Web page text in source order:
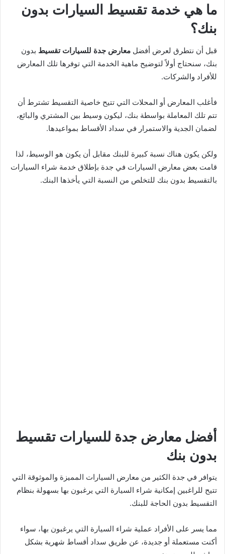
ما هي خدمة تقسيط السيارات بدون
بنك؟
قبل أن نتطرق لعرض أفضل معارض جدة للسيارات تقسيط بدون
بنك، سنحتاج أولاً لتوضيح ماهية الخدمة التي توفرها تلك المعارض
للأفراد والشركات.
فأغلب المعارض أو المحلات التي تتيح خاصية التقسيط تشترط أن
تتم تلك المعاملة بواسطة بنك، ليكون وسيط بين المشتري والبائع،
لضمان الجدية والاستمرار في سداد الأقساط بمواعيدها.
ولكن يكون هناك نسبة كبيرة للبنك مقابل أن يكون هو الوسيط، لذا
قامت بعض معارض السيارات في جدة بإطلاق خدمة شراء السيارات
بالتقسيط بدون بنك للتخلص من النسبة التي يأخذها البنك.
أفضل معارض جدة للسيارات تقسيط
بدون بنك
يتوافر في جدة الكثير من معارض السيارات المميزة والموثوقة التي
تتيح للراغبين إمكانية شراء السيارة التي يرغبون بها بسهولة بنظام
التقسيط بدون الحاجة للبنك.
مما يسر على الأفراد عملية شراء السيارة التي يرغبون بها، سواء
أكنت مستعملة أو جديدة، عن طريق سداد أقساط شهرية بشكل